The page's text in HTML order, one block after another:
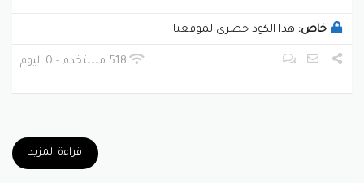
خاص: هذا الكود حصرى لموقعنا
518 مستخدم - 0 اليوم
قراءة المزيد